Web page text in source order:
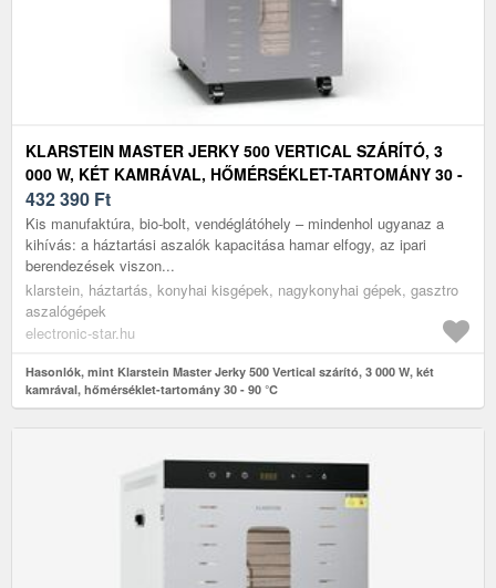
KLARSTEIN MASTER JERKY 500 VERTICAL SZÁRÍTÓ, 3
000 W, KÉT KAMRÁVAL, HŐMÉRSÉKLET-TARTOMÁNY 30 -
90 °C
432 390 Ft
Kis manufaktúra, bio-bolt, vendéglátóhely – mindenhol ugyanaz a
kihívás: a háztartási aszalók kapacitása hamar elfogy, az ipari
berendezések viszon...
klarstein, háztartás, konyhai kisgépek, nagykonyhai gépek, gasztro
aszalógépek
electronic-star.hu
Hasonlók, mint Klarstein Master Jerky 500 Vertical szárító, 3 000 W, két
kamrával, hőmérséklet-tartomány 30 - 90 °C